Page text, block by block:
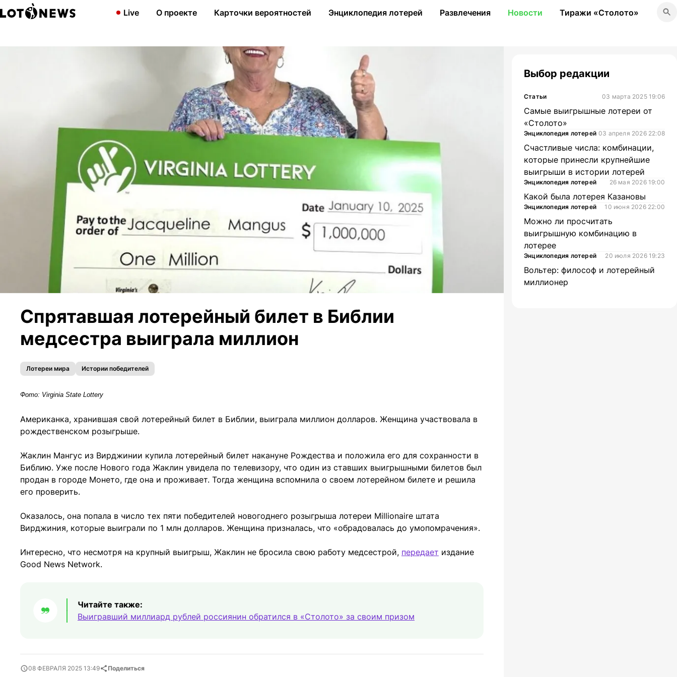
Live О проекте Карточки вероятностей Энциклопедия лотерей Развлечения Новости Тиражи «Столото»
Спрятавшая лотерейный билет в Библии
медсестра выиграла миллион
Лотереи мира Истории победителей
Фото: Virginia State Lottery
Американка, хранившая свой лотерейный билет в Библии, выиграла миллион долларов. Женщина участвовала в
рождественском розыгрыше.
Жаклин Мангус из Вирджинии купила лотерейный билет накануне Рождества и положила его для сохранности в
Библию. Уже после Нового года Жаклин увидела по телевизору, что один из ставших выигрышными билетов был
продан в городе Монето, где она и проживает. Тогда женщина вспомнила о своем лотерейном билете и решила
его проверить.
Оказалось, она попала в число тех пяти победителей новогоднего розыгрыша лотереи Millionaire штата
Вирджиния, которые выиграли по 1 млн долларов. Женщина призналась, что «обрадовалась до умопомрачения».
Интересно, что несмотря на крупный выигрыш, Жаклин не бросила свою работу медсестрой, передает издание
Good News Network.
Читайте также:
Выигравший миллиард рублей россиянин обратился в «Столото» за своим призом
08 ФЕВРАЛЯ 2025 13:49 Поделиться
Выбор редакции
Статьи 03 марта 2025 19:06
Самые выигрышные лотереи от
«Столото»
Энциклопедия лотерей 03 апреля 2026 22:08
Счастливые числа: комбинации,
которые принесли крупнейшие
выигрыши в истории лотерей
Энциклопедия лотерей 26 мая 2026 19:00
Какой была лотерея Казановы
Энциклопедия лотерей 10 июня 2026 22:00
Можно ли просчитать
выигрышную комбинацию в
лотерее
Энциклопедия лотерей 20 июля 2026 19:23
Вольтер: философ и лотерейный
миллионер